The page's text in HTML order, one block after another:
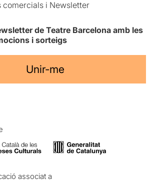
comercials i Newsletter
de Teatre Barcelona amb les
i sorteigs
Unir-me
associat a